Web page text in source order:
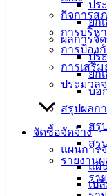
ปร
ยก
ผลการจั
ปร
ยก
บอ
สรุปผลก
สรุ
สรุ
รายงาน
รา
กิจการส
การบริห
การป้อง
การเสริ
ประมวล
จัดซื้อจัดจ้าง
แผนการ
แผ
เป
เทศบาล
สายตรง
นายก
ประวัติ
เทศบาล
และ